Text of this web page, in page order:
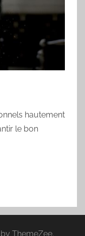
hautement
le bon
ThemeZee.